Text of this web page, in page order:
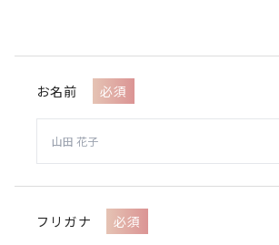
お名前 必須
フリガナ 必須